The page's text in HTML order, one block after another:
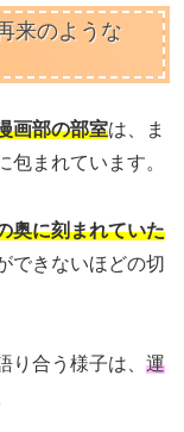
来のような
画部の部室は、ま
包まれています。
奥に刻まれていた
できないほどの切
合う様子は、 運